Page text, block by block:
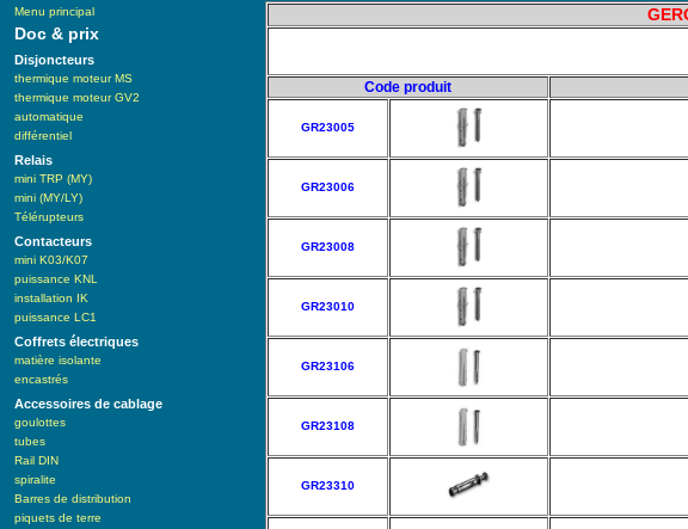
Menu principal
Doc & prix
Disjoncteurs
thermique moteur MS
thermique moteur GV2
automatique
différentiel
Relais
mini TRP (MY)
mini (MY/LY)
Télérupteurs
Contacteurs
mini K03/K07
puissance KNL
installation IK
puissance LC1
Coffrets électriques
matière isolante
encastrés
Accessoires de cablage
goulottes
tubes
Rail DIN
spiralite
Barres de distribution
piquets de terre
Code produit
GR23005
GR23006
GR23008
GR23010
GR23106
GR23108
GR23310